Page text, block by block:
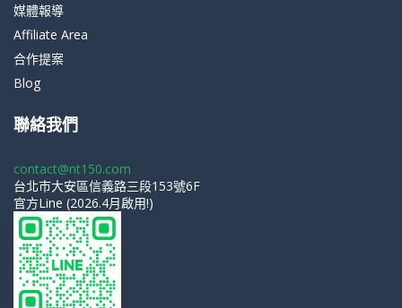
媒體報導
Affiliate Area
合作提案
Blog
聯絡我們
contact@nt150.com
台北市大安區信義路三段153號6F
官方Line (2026.4月啟用!)